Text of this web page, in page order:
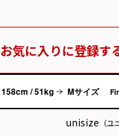
お気に入りに登録す
158cm / 51kg Mサイズ
unisize （ユ